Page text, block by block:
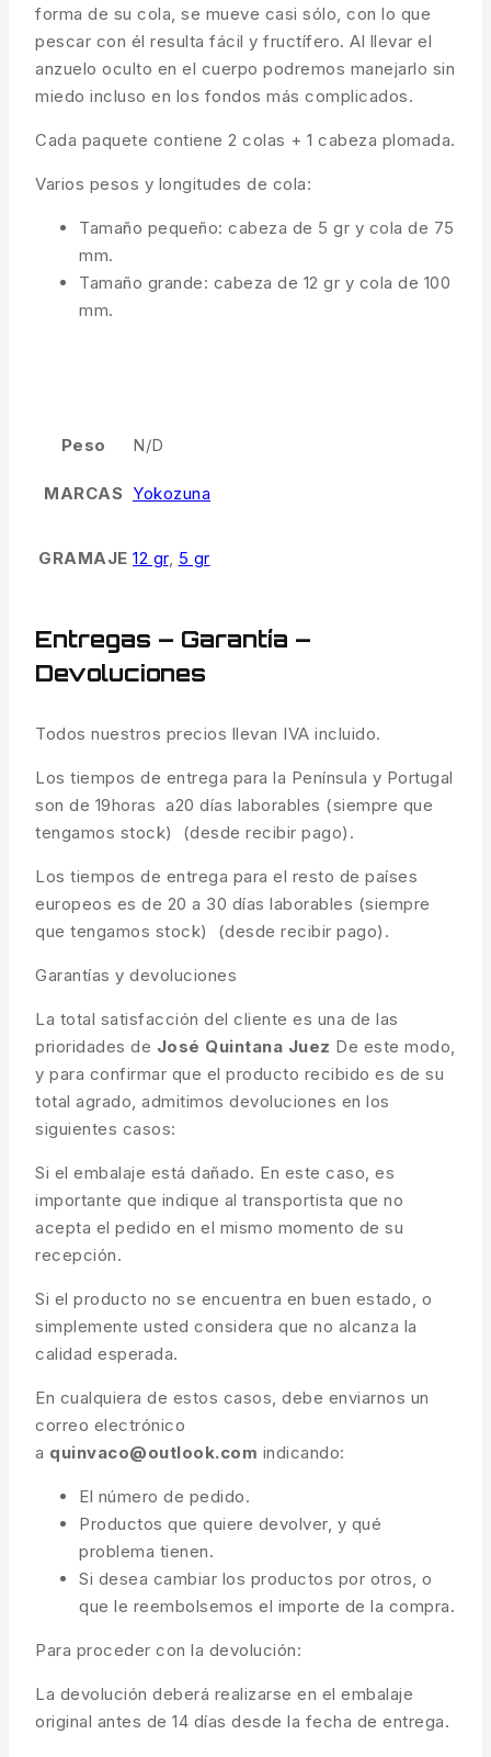
forma de su cola, se mueve casi sólo, con lo que
pescar con él resulta fácil y fructífero. Al llevar el
anzuelo oculto en el cuerpo podremos manejarlo sin
miedo incluso en los fondos más complicados.
Cada paquete contiene 2 colas + 1 cabeza plomada.
Varios pesos y longitudes de cola:
Tamaño pequeño: cabeza de 5 gr y cola de 75
mm.
Tamaño grande: cabeza de 12 gr y cola de 100
mm.
Peso N/D
MARCAS Yokozuna
GRAMAJE 12 gr, 5 gr
Entregas – Garantía –
Devoluciones
Todos nuestros precios llevan IVA incluido.
Los tiempos de entrega para la Península y Portugal
son de 19horas a20 días laborables (siempre que
tengamos stock) (desde recibir pago).
Los tiempos de entrega para el resto de países
europeos es de 20 a 30 días laborables (siempre
que tengamos stock) (desde recibir pago).
Garantías y devoluciones
La total satisfacción del cliente es una de las
prioridades de José Quintana Juez De este modo,
y para confirmar que el producto recibido es de su
total agrado, admitimos devoluciones en los
siguientes casos:
Si el embalaje está dañado. En este caso, es
importante que indique al transportista que no
acepta el pedido en el mismo momento de su
recepción.
Si el producto no se encuentra en buen estado, o
simplemente usted considera que no alcanza la
calidad esperada.
En cualquiera de estos casos, debe enviarnos un
correo electrónico
a quinvaco@outlook.com indicando:
El número de pedido.
Productos que quiere devolver, y qué
problema tienen.
Si desea cambiar los productos por otros, o
que le reembolsemos el importe de la compra.
Para proceder con la devolución:
La devolución deberá realizarse en el embalaje
original antes de 14 días desde la fecha de entrega.